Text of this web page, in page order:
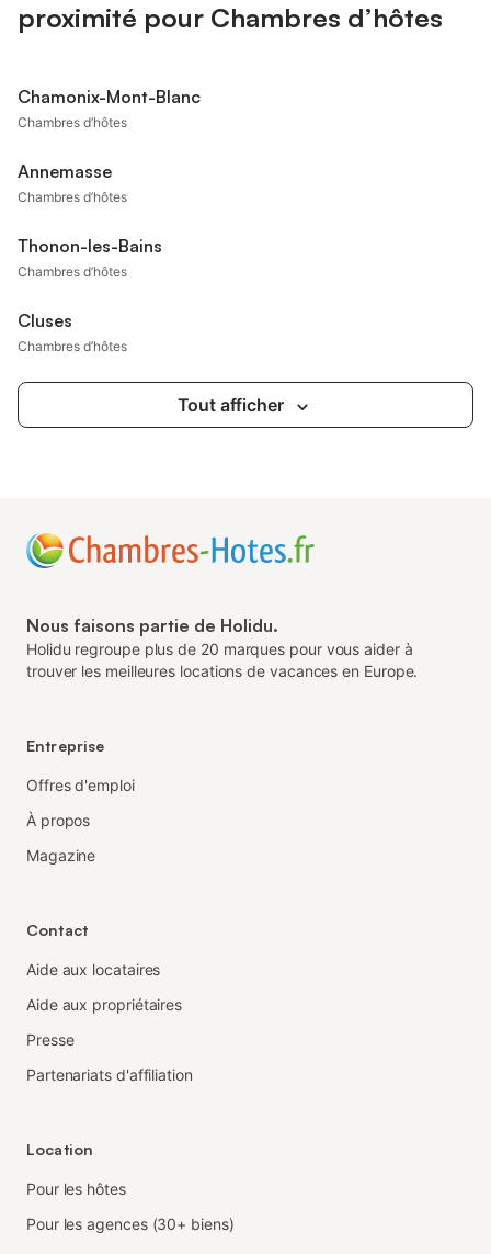
proximité pour Chambres d’hôtes
Chamonix-Mont-Blanc
Chambres d’hôtes
Annemasse
Chambres d’hôtes
Thonon-les-Bains
Chambres d’hôtes
Cluses
Chambres d’hôtes
Tout afficher
Nous faisons partie de Holidu.
Holidu regroupe plus de 20 marques pour vous aider à
trouver les meilleures locations de vacances en Europe.
Entreprise
Offres d'emploi
À propos
Magazine
Contact
Aide aux locataires
Aide aux propriétaires
Presse
Partenariats d'affiliation
Location
Pour les hôtes
Pour les agences (30+ biens)